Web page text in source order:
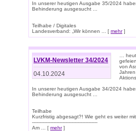
In unserer heutigen Ausgabe 35/2024
Behinderung ausgesucht ...
Teilhabe / Digitales
Landesverband: „Wir können ... [ mehr]
LVKM-Newsletter 34/2024
04.10.2024
…
von
In unserer heutigen Ausgabe 34/2024
Behinderung ausgesucht ...
Teilhabe
Kurzfristig abgesagt?! Wie geht es weiter
-------------------------------------------
Am ... [ mehr]